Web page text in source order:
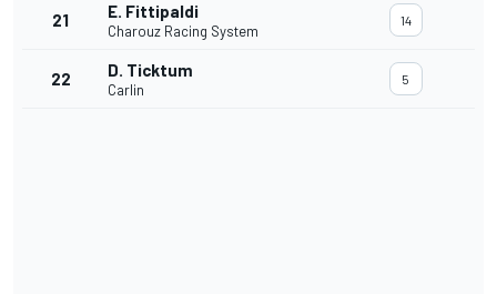
21 E. Fittipaldi
Charouz Racing System
14
22 D. Ticktum
Carlin
5